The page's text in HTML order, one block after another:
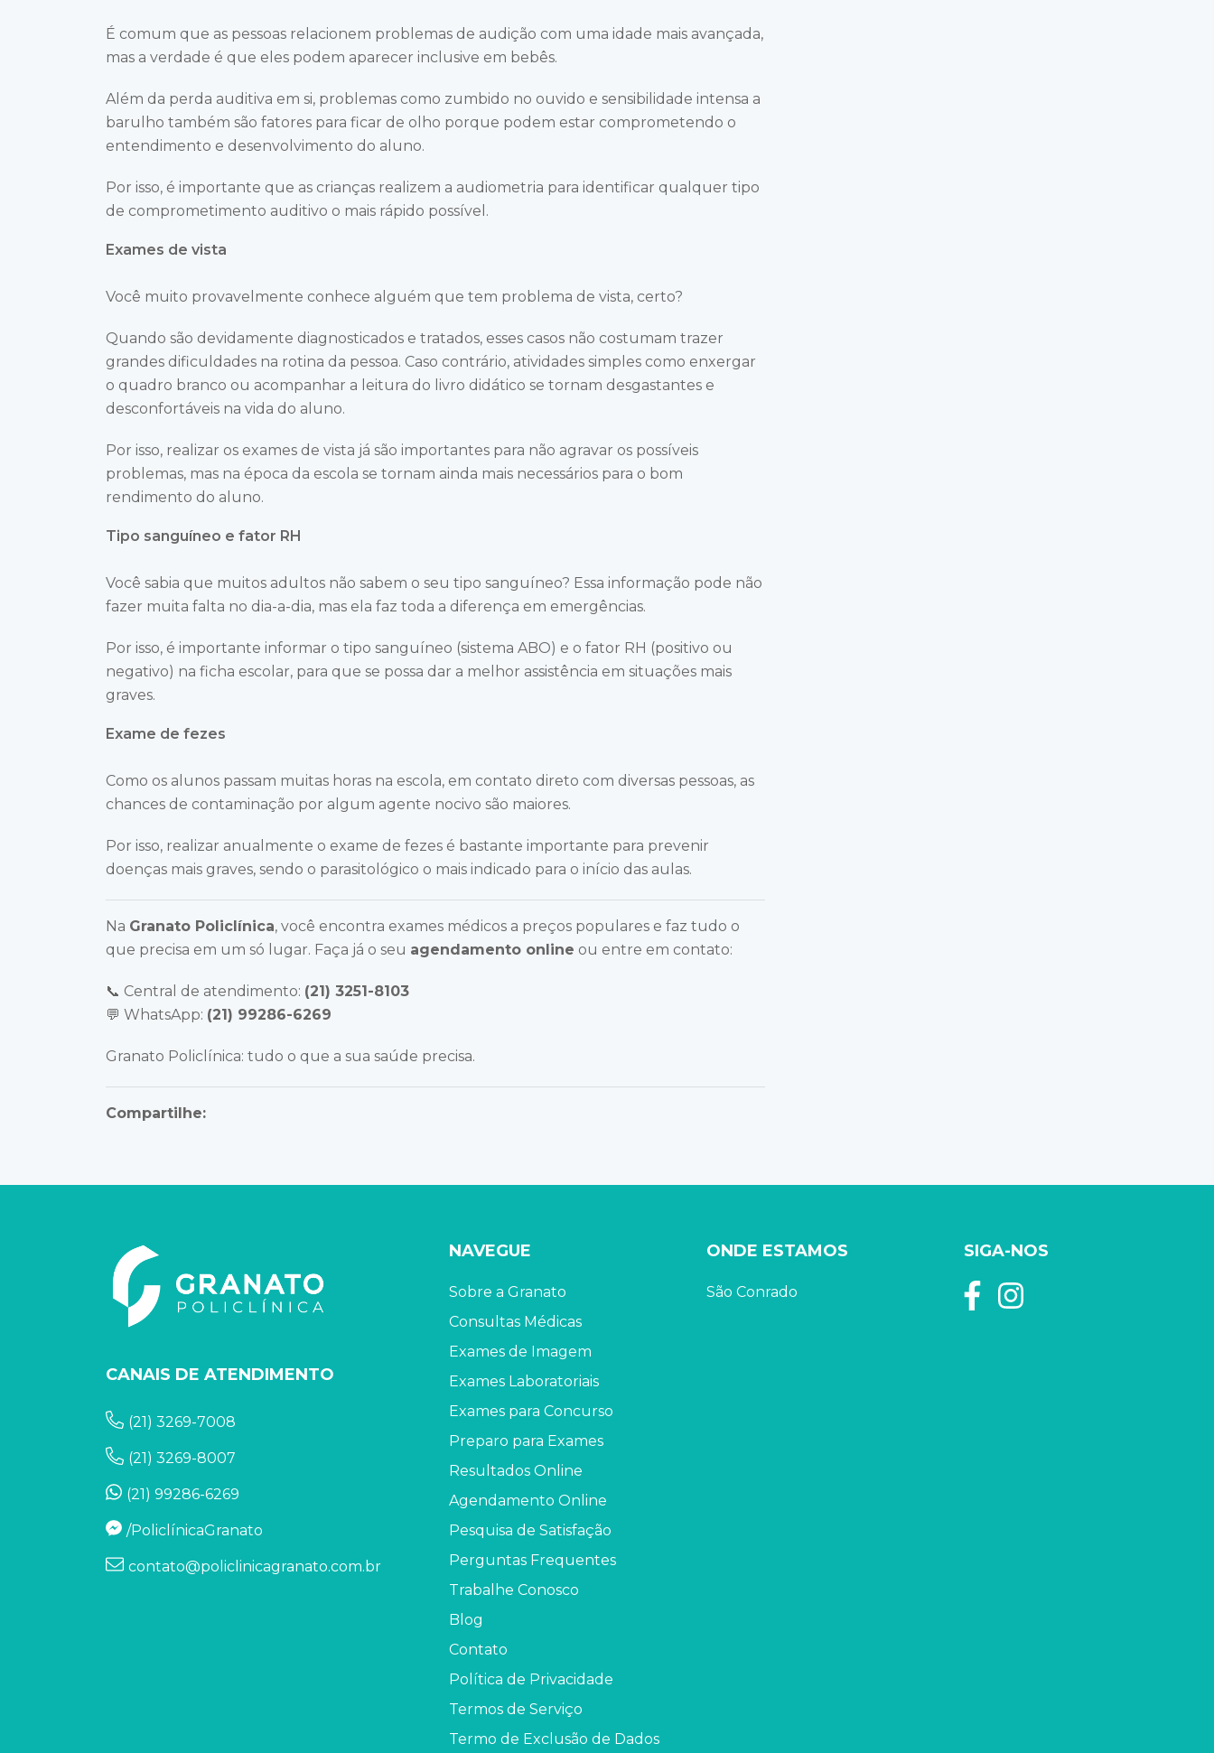
É comum que as pessoas relacionem problemas de audição com uma idade mais avançada,
mas a verdade é que eles podem aparecer inclusive em bebês.
Além da perda auditiva em si, problemas como zumbido no ouvido e sensibilidade intensa a
barulho também são fatores para ficar de olho porque podem estar comprometendo o
entendimento e desenvolvimento do aluno.
Por isso, é importante que as crianças realizem a audiometria para identificar qualquer tipo
de comprometimento auditivo o mais rápido possível.
Exames de vista
Você muito provavelmente conhece alguém que tem problema de vista, certo?
Quando são devidamente diagnosticados e tratados, esses casos não costumam trazer
grandes dificuldades na rotina da pessoa. Caso contrário, atividades simples como enxergar
o quadro branco ou acompanhar a leitura do livro didático se tornam desgastantes e
desconfortáveis na vida do aluno.
Por isso, realizar os exames de vista já são importantes para não agravar os possíveis
problemas, mas na época da escola se tornam ainda mais necessários para o bom
rendimento do aluno.
Tipo sanguíneo e fator RH
Você sabia que muitos adultos não sabem o seu tipo sanguíneo? Essa informação pode não
fazer muita falta no dia-a-dia, mas ela faz toda a diferença em emergências.
Por isso, é importante informar o tipo sanguíneo (sistema ABO) e o fator RH (positivo ou
negativo) na ficha escolar, para que se possa dar a melhor assistência em situações mais
graves.
Exame de fezes
Como os alunos passam muitas horas na escola, em contato direto com diversas pessoas, as
chances de contaminação por algum agente nocivo são maiores.
Por isso, realizar anualmente o exame de fezes é bastante importante para prevenir
doenças mais graves, sendo o parasitológico o mais indicado para o início das aulas.
Na Granato Policlínica, você encontra exames médicos a preços populares e faz tudo o
que precisa em um só lugar. Faça já o seu agendamento online ou entre em contato:
📞 Central de atendimento: (21) 3251-8103
💬 WhatsApp: (21) 99286-6269
Granato Policlínica: tudo o que a sua saúde precisa.
Compartilhe:
CANAIS DE ATENDIMENTO
(21) 3269-7008
(21) 3269-8007
(21) 99286-6269
/PoliclínicaGranato
contato@policlinicagranato.com.br
NAVEGUE
Sobre a Granato
Consultas Médicas
Exames de Imagem
Exames Laboratoriais
Exames para Concurso
Preparo para Exames
Resultados Online
Agendamento Online
Pesquisa de Satisfação
Perguntas Frequentes
Trabalhe Conosco
Blog
Contato
Política de Privacidade
Termos de Serviço
Termo de Exclusão de Dados
ONDE ESTAMOS
São Conrado
SIGA-NOS